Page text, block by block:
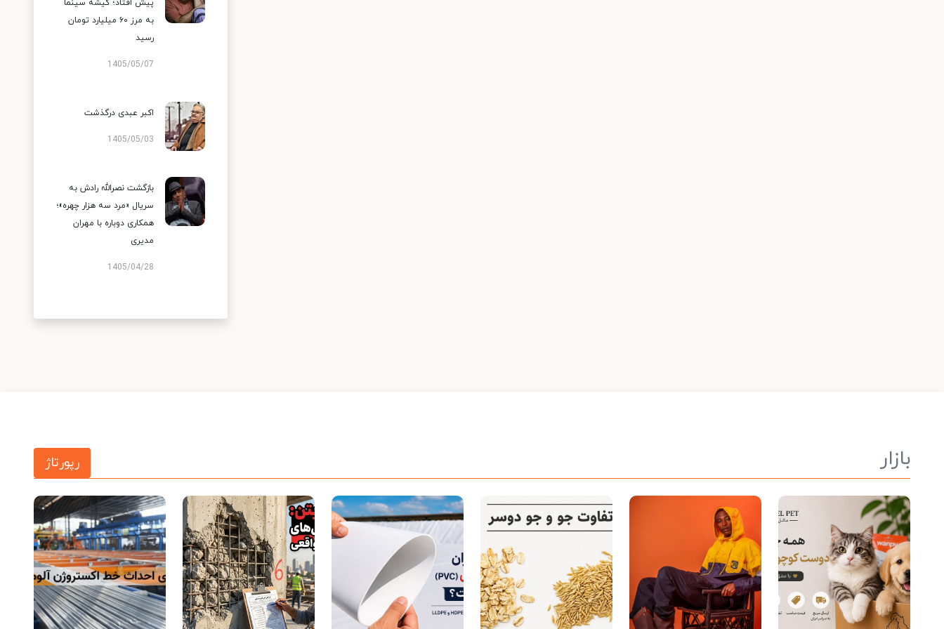
پیش افتاد؛ گیشه سینما
به مرز ۶۰ میلیارد تومان
رسید
1405/05/07
اکبر عبدی درگذشت
1405/05/03
بازگشت نصرالله رادش به
سریال «مرد سه هزار چهره»؛
همکاری دوباره با مهران
مدیری
1405/04/28
بازار رپورتاژ